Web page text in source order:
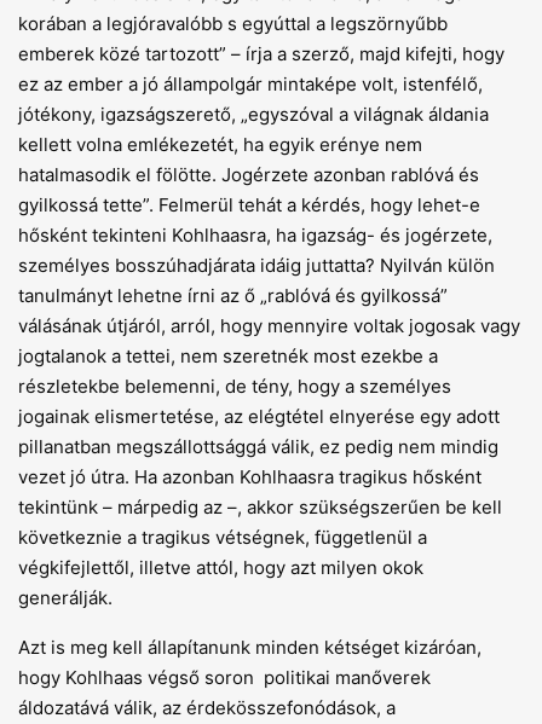
korában a legjóravalóbb s egyúttal a legszörnyűbb
emberek közé tartozott” – írja a szerző, majd kifejti, hogy
ez az ember a jó állampolgár mintaképe volt, istenfélő,
jótékony, igazságszerető, „egyszóval a világnak áldania
kellett volna emlékezetét, ha egyik erénye nem
hatalmasodik el fölötte. Jogérzete azonban rablóvá és
gyilkossá tette”. Felmerül tehát a kérdés, hogy lehet-e
hősként tekinteni Kohlhaasra, ha igazság- és jogérzete,
személyes bosszúhadjárata idáig juttatta? Nyilván külön
tanulmányt lehetne írni az ő „rablóvá és gyilkossá”
válásának útjáról, arról, hogy mennyire voltak jogosak vagy
jogtalanok a tettei, nem szeretnék most ezekbe a
részletekbe belemenni, de tény, hogy a személyes
jogainak elismertetése, az elégtétel elnyerése egy adott
pillanatban megszállottsággá válik, ez pedig nem mindig
vezet jó útra. Ha azonban Kohlhaasra tragikus hősként
tekintünk – márpedig az –, akkor szükségszerűen be kell
következnie a tragikus vétségnek, függetlenül a
végkifejlettől, illetve attól, hogy azt milyen okok
generálják.
Azt is meg kell állapítanunk minden kétséget kizáróan,
hogy Kohlhaas végső soron politikai manőverek
áldozatává válik, az érdekösszefonódások, a